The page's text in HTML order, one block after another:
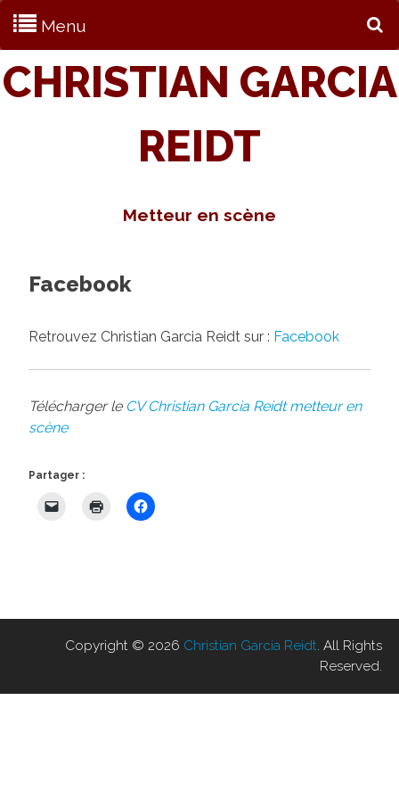
Menu
CHRISTIAN GARCIA
REIDT
Metteur en scène
Facebook
Retrouvez Christian Garcia Reidt sur : Facebook
Télécharger le CV Christian Garcia Reidt metteur en
scène
Partager :
Copyright © 2026 Christian Garcia Reidt. All Rights
Reserved.